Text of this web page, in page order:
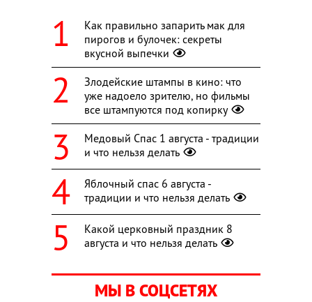
Как правильно запарить мак для
пирогов и булочек: секреты
вкусной выпечки
Злодейские штампы в кино: что
уже надоело зрителю, но фильмы
все штампуются под копирку
Медовый Спас 1 августа - традиции
и что нельзя делать
Яблочный спас 6 августа -
традиции и что нельзя делать
Какой церковный праздник 8
августа и что нельзя делать
МЫ В СОЦСЕТЯХ